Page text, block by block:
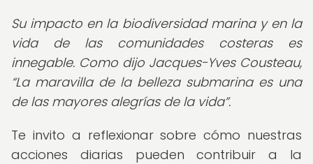
Su impacto en la biodiversidad marina y en la
vida de las comunidades costeras es
innegable. Como dijo Jacques-Yves Cousteau,
La maravilla de la belleza submarina es una
de las mayores alegrías de la vida .
Te invito a reflexionar sobre cómo nuestras
acciones diarias pueden contribuir a la